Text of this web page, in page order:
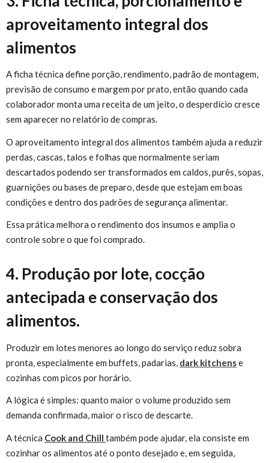
aproveitamento integral dos
alimentos
A ficha técnica define porção, rendimento, padrão de montagem,
previsão de consumo e margem por prato, então quando cada
colaborador monta uma receita de um jeito, o desperdício cresce
sem aparecer no relatório de compras.
O aproveitamento integral dos alimentos também ajuda a reduzir
perdas, cascas, talos e folhas que normalmente seriam
descartados podendo ser transformados em caldos, purês, sopas,
guarnições ou bases de preparo, desde que estejam em boas
condições e dentro dos padrões de segurança alimentar.
Essa prática melhora o rendimento dos insumos e amplia o
controle sobre o que foi comprado.
4. Produção por lote, cocção
antecipada e conservação dos
alimentos.
Produzir em lotes menores ao longo do serviço reduz sobra
pronta, especialmente em buffets, padarias, dark kitchense
cozinhas com picos por horário.
A lógica é simples: quanto maior o volume produzido sem
demanda confirmada, maior o risco de descarte.
A técnica Cook and Chill também pode ajudar, ela consiste em
cozinhar os alimentos até o ponto desejado e, em seguida,